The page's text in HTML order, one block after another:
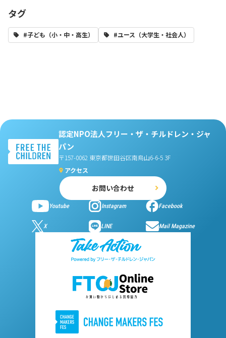
タグ
#子ども（小・中・高生） #ユース（大学生・社会人）
認定NPO法人フリー・ザ・チルドレン・ジャ
パン
〒157-0062 東京都世田谷区南烏山6-6-5 3F
アクセス
お問い合わせ
Youtube Instagram Facebook
X LINE Mail Magazine